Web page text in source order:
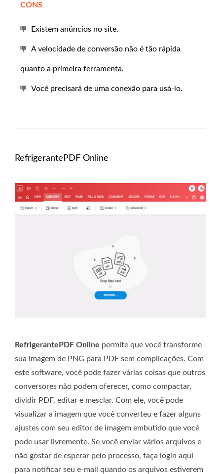
CONS
Existem anúncios no site.
A velocidade de conversão não é tão rápida
quanto a primeira ferramenta.
Você precisará de uma conexão para usá-lo.
RefrigerantePDF Online
RefrigerantePDF Online permite que você transforme
sua imagem de PNG para PDF sem complicações. Com
este software, você pode fazer várias coisas que outros
conversores não podem oferecer, como compactar,
dividir PDF, editar e mesclar. Com ele, você pode
visualizar a imagem que você converteu e fazer alguns
ajustes com seu editor de imagem embutido que você
pode usar livremente. Se você enviar vários arquivos e
não gostar de esperar pelo processo, faça login aqui
para notificar seu e-mail quando os arquivos estiverem